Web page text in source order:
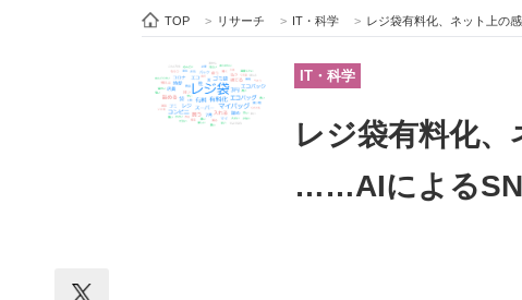
ビジネスと働き方のヒント
TOP > リサーチ > IT・科学 > レジ袋有料化、ネット上
IT・科学
レジ袋有料化
……AIによる